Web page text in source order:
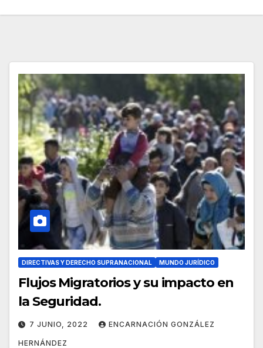
DIRECTIVAS Y DERECHO SUPRANACIONAL MUNDO JURÍDICO
Flujos Migratorios y su impacto en
la Seguridad.
7 JUNIO, 2022 ENCARNACIÓN GONZÁLEZ
HERNÁNDEZ